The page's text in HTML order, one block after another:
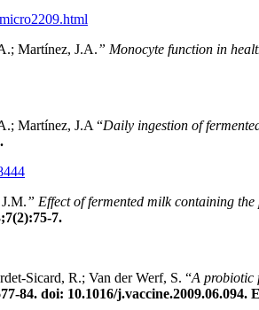
Martínez, J.A.” Monocyte function in
Martínez, J.A “Daily ingestion of
” Effect of fermented milk containing
7.
Sicard, R.; Van der Werf, S. “A probiotic
84. doi: 10.1016/j.vaccine.2009.06.094.